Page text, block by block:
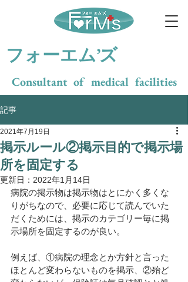
Consultant of medical facilities
​フォーエム’ズ
記事
掲示ルール②掲示目的で掲示場
所を固定する
2021年7月19日
更新日： 2022年1月14日
病院の掲示物は掲示物はとにかく多くな
りがちなので、必要に応じて読んでいた
だくためには、掲示のカテゴリー毎に掲
示場所を固定するのが良い。
例えば、①病院の理念とか方針と言った
ほとんど変わらないものを掲示、②殆ど